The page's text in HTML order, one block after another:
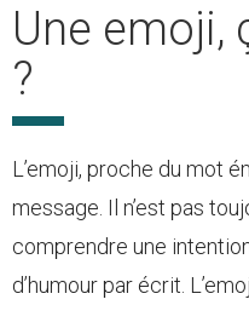
Une emoji,
?
L’emoji, proche du mot
message. Il n’est pas
comprendre une
d’humour par écrit.